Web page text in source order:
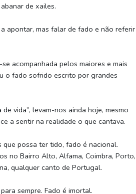
de xailes.
apontar, mas falar de fado e não referir
acompanhada pelos maiores e mais
o fado sofrido escrito por grandes
vida”, levam-nos ainda hoje, mesmo
a sentir na realidade o que cantava.
que possa ter tido, fado é nacional.
no Bairro Alto, Alfama, Coimbra, Porto,
qualquer canto de Portugal.
sempre. Fado é imortal.